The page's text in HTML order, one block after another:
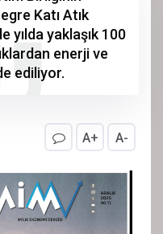
Katı Atık
yılda yaklaşık 100
enerji ve
ediliyor.
A+ A-